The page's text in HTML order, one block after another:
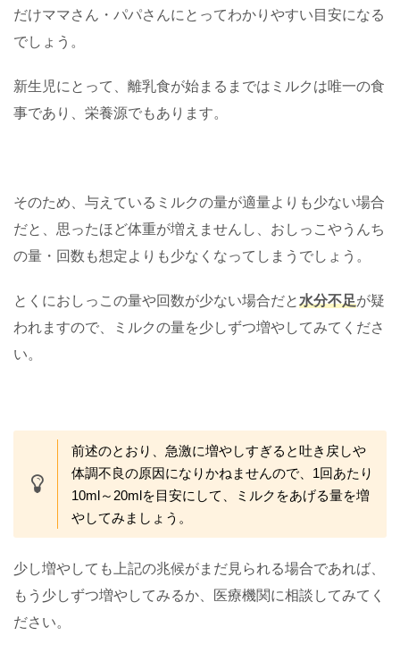
だけママさん・パパさんにとってわかりやすい目安になる
でしょう。
新生児にとって、離乳食が始まるまではミルクは唯一の食
事であり、栄養源でもあります。
そのため、与えているミルクの量が適量よりも少ない場合
だと、思ったほど体重が増えませんし、おしっこやうんち
の量・回数も想定よりも少なくなってしまうでしょう。
とくにおしっこの量や回数が少ない場合だと水分不足が疑
われますので、ミルクの量を少しずつ増やしてみてくださ
い。
前述のとおり、急激に増やしすぎると吐き戻しや
体調不良の原因になりかねませんので、1回あたり
10ml～20mlを目安にして、ミルクをあげる量を増
やしてみましょう。
少し増やしても上記の兆候がまだ見られる場合であれば、
もう少しずつ増やしてみるか、医療機関に相談してみてく
ださい。